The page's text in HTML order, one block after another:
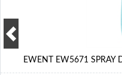
EWENT EW5671 SPRAY